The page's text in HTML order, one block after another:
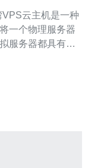
一个物理服务器
服务器都具有自